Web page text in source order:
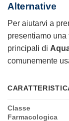
Alternative
Per aiutarvi a
presentiamo
principali di
comunemente
Classe
Farmacologica